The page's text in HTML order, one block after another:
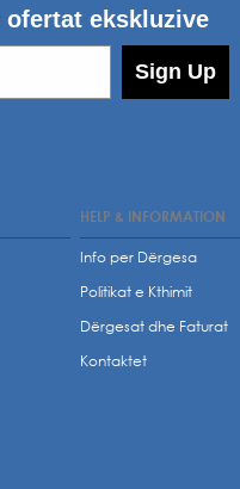
ekskluzive
Sign Up
HELP & INFORMATION
Info per Dërgesa
Politikat e Kthimit
Dërgesat dhe Faturat
Kontaktet